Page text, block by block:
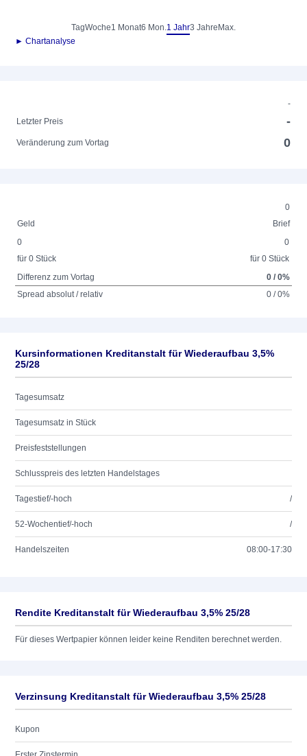
TagWoche1 Monat6 Mon.1 Jahr3 Jahre Max.
► Chartanalyse
-
Letzter Preis
-
Veränderung zum Vortag 0
0
Geld
Brief
0
für 0 Stück
0
für 0 Stück
Differenz zum Vortag
0 / 0%
Spread absolut / relativ
0 / 0%
Kursinformationen Kreditanstalt für Wiederaufbau 3,5%
25/28
Tagesumsatz
Tagesumsatz in Stück
Preisfeststellungen
Schlusspreis des letzten Handelstages
Tagestief/-hoch /
52-Wochentief/-hoch /
Handelszeiten 08:00-17:30
Rendite Kreditanstalt für Wiederaufbau 3,5% 25/28
Für dieses Wertpapier können leider keine Renditen berechnet werden.
Verzinsung Kreditanstalt für Wiederaufbau 3,5% 25/28
Kupon